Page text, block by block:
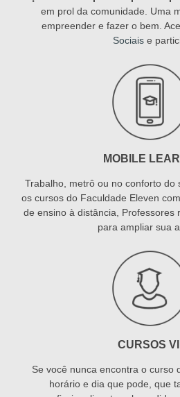
em prol da comunidade. Uma
empreender e fazer o bem.
Sociaise
MOBILE
Trabalho, metrô ou no conforto do
os cursos do Faculdade Eleven
de ensino à distância, Professores
para ampliar sua
CURSOS
Se você nunca encontra o curso
horário e dia que pode, que